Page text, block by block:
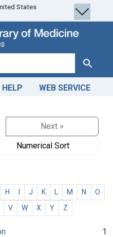
States
Search
HELP WEB SERVICE
Next »
Numerical Sort
H J K M N
O
V W X Y Z
1